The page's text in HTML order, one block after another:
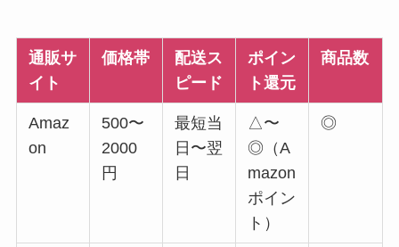
通販サ
イト
価格帯
配送ス
ピード
ポイン
ト還元
商品数
Amaz
on
500〜
2000
円
最短当
日〜翌
日
△〜
◎（A
mazon
ポイン
ト）
◎